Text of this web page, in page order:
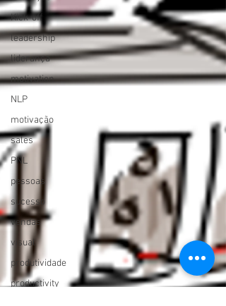
Kick-off
leadership
liderança
motivation
NLP
motivação
sales
PNL
pessoas
sucesso
vendas
visual
produtividade
productivity